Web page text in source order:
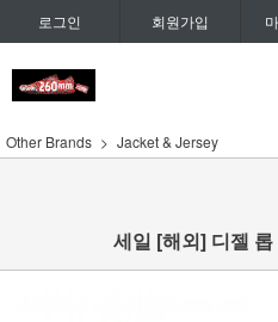
로그인 회원가입
Other Brands Jacket & Jersey
세일 [해외] 디젤